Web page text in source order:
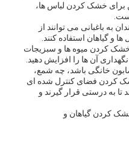
خشک کردن لباس ها،
به باغبانی می توانند از
و گیاهان استفاده کنند.
خشک کردن میوه ها و سبزیجات
آن ها را افزایش دهید.
خانگی باشد، چه شمع،
کردن فضای کنترل شده ای
تا به درستی قرار گیرند و